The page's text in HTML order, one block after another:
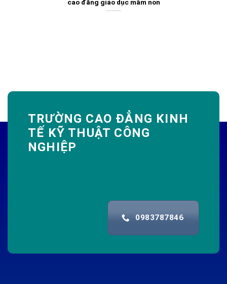
cao đẳng giáo dục mầm non
TRƯỜNG CAO ĐẲNG KINH
TẾ KỸ THUẬT CÔNG
NGHIỆP
0983787846